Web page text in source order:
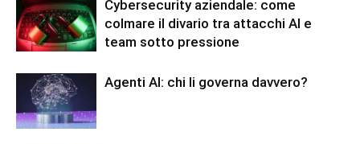
Cybersecurity aziendale: come
colmare il divario tra attacchi AI e
team sotto pressione
Agenti AI: chi li governa davvero?